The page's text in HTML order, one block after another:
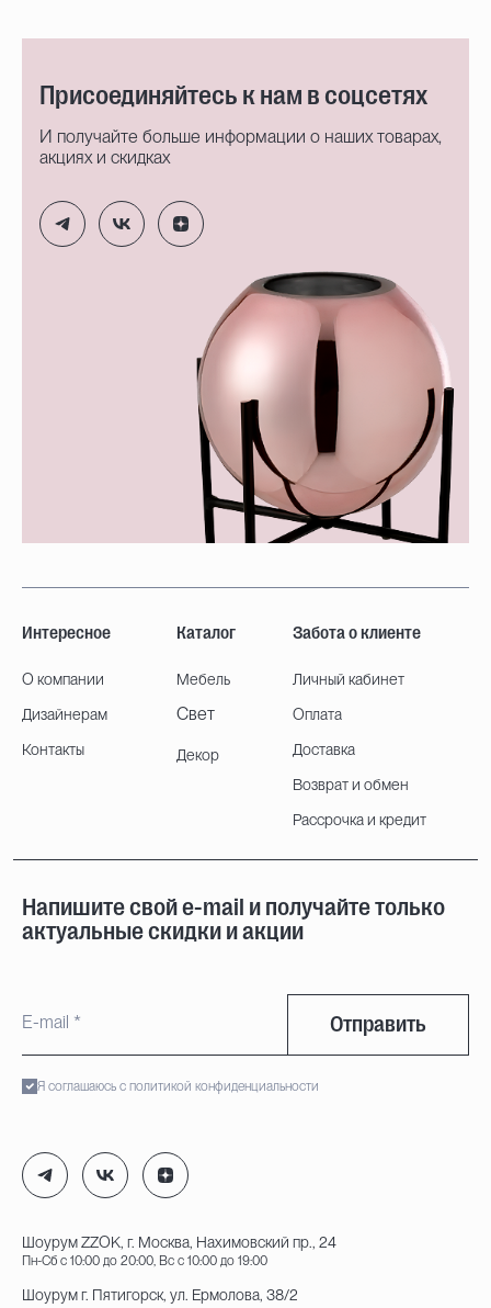
Присоединяйтесь к нам в соцсетях
И получайте больше информации о наших товарах,
акциях и скидках
Интересное
О компании
Дизайнерам
Контакты
Каталог
Мебель
Свет
Декор
Забота о клиенте
Личный кабинет
Оплата
Доставка
Возврат и обмен
Рассрочка и кредит
Напишите свой e-mail и получайте только
актуальные скидки и акции
Отправить
Я соглашаюсь с политикой конфиденциальности
Шоурум ZZOK, г. Москва, Нахимовский пр., 24
Пн-Сб с 10:00 до 20:00, Вс с 10:00 до 19:00
Шоурум г. Пятигорск, ул. Ермолова, 38/2